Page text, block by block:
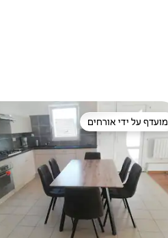
מועדף על ידי אורחים
מועדף על ידי אורחים